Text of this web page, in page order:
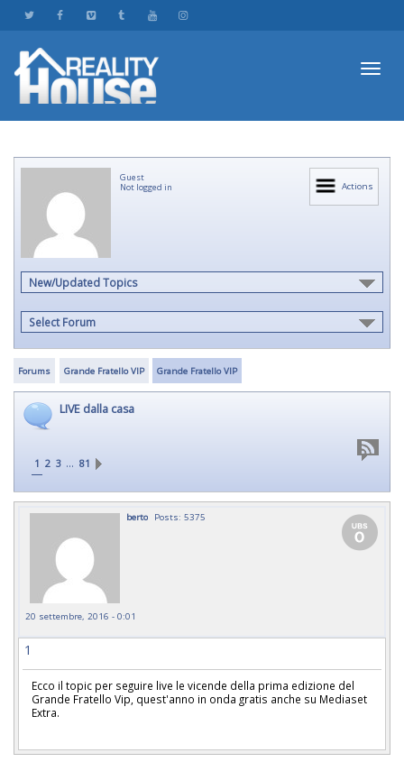
Actions
Guest
Not logged in
New/Updated Topics
Select Forum
Forums Grande Fratello VIP Grande Fratello VIP
LIVE dalla casa
1 2 3 … 81
berto Posts: 5375
20 settembre, 2016 - 0:01
1
Ecco il topic per seguire live le vicende della prima edizione del
Grande Fratello Vip, quest'anno in onda gratis anche su Mediaset
Extra.